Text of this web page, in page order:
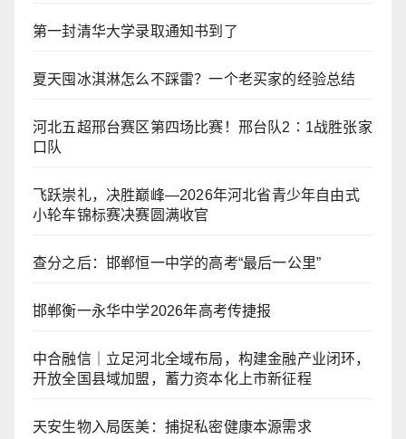
第一封清华大学录取通知书到了
夏天囤冰淇淋怎么不踩雷？一个老买家的经验总结
河北五超邢台赛区第四场比赛！邢台队2∶1战胜张家
口队
飞跃崇礼，决胜巅峰—2026年河北省青少年自由式
小轮车锦标赛决赛圆满收官
查分之后：邯郸恒一中学的高考“最后一公里”
邯郸衡一永华中学2026年高考传捷报
中合融信｜立足河北全域布局，构建金融产业闭环，
开放全国县域加盟，蓄力资本化上市新征程
天安生物入局医美：捕捉私密健康本源需求